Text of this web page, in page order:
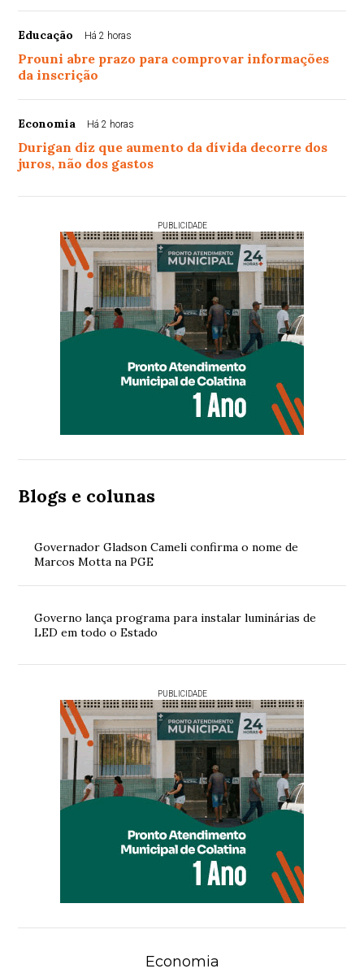
Educação Há 2 horas
Prouni abre prazo para comprovar informações
da inscrição
Economia Há 2 horas
Durigan diz que aumento da dívida decorre dos
juros, não dos gastos
PUBLICIDADE
Blogs e colunas
Governador Gladson Cameli confirma o nome de
Marcos Motta na PGE
Governo lança programa para instalar luminárias de
LED em todo o Estado
PUBLICIDADE
Economia